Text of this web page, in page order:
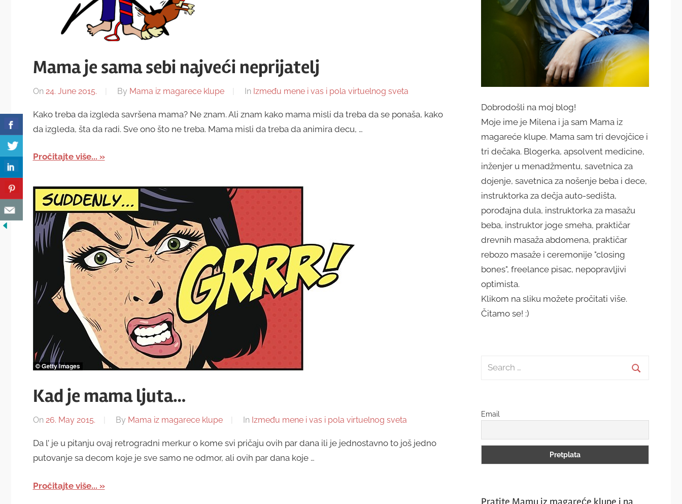
Mama je sama sebi najveći neprijatelj
On 24. June 2015. By Mama iz magarece klupe In Između mene i vas i pola virtuelnog sveta
Kako treba da izgleda savršena mama? Ne znam. Ali znam kako mama misli da treba da se ponaša, kako
da izgleda, šta da radi. Sve ono što ne treba. Mama misli da treba da animira decu, …
Pročitajte više...
Kad je mama ljuta…
On 26. May 2015. By Mama iz magarece klupe In Između mene i vas i pola virtuelnog sveta
Da l’ je u pitanju ovaj retrogradni merkur o kome svi pričaju ovih par dana ili je jednostavno to još jedno
putovanje sa decom koje je sve samo ne odmor, ali ovih par dana koje …
Pročitajte više...
Dobrodošli na moj blog!
Moje ime je Milena i ja sam Mama iz
magareće klupe. Mama sam tri devojčice i
tri dečaka. Blogerka, apsolvent medicine,
inženjer u menadžmentu, savetnica za
dojenje, savetnica za nošenje beba i dece,
instruktorka za dečja auto-sedišta,
porođajna dula, instruktorka za masažu
beba, instruktor joge smeha, praktičar
drevnih masaža abdomena, praktičar
rebozo masaže i ceremonije "closing
bones", freelance pisac, nepopravljivi
optimista.
Klikom na sliku možete pročitati više.
Čitamo se! :)
Search
Email